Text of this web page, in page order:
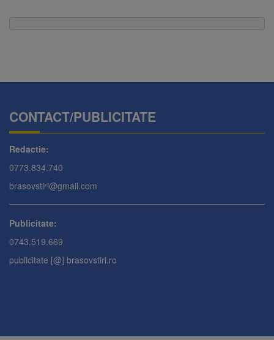
CONTACT/PUBLICITATE
Redactie:
0773.834.740
brasovstiri@gmail.com
Publicitate:
0743.519.669
publicitate [@] brasovstiri.ro